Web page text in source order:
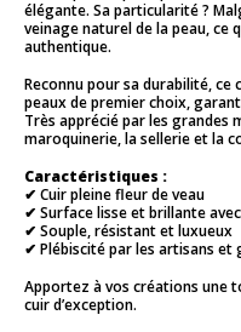
élégante. Sa particularité ?
veinage naturel de la peau, ce
authentique.
Reconnu pour sa durabilité, ce
peaux de premier choix,
Très apprécié par les grandes
maroquinerie, la sellerie et la
Caractéristiques :
✔ Cuir pleine fleur de veau
✔ Surface lisse et brillante
✔ Souple, résistant et luxueux
✔ Plébiscité par les artisans et
Apportez à vos créations une
cuir d’exception.